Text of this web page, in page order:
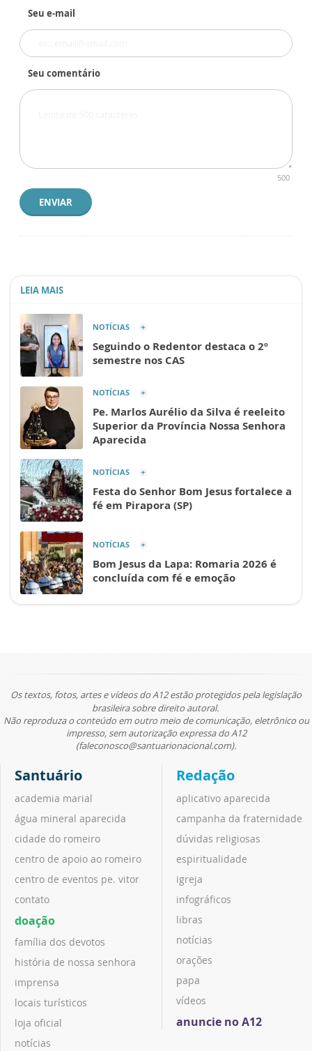
Seu e-mail
Seu comentário
500
ENVIAR
LEIA MAIS
NOTÍCIAS
Seguindo o Redentor destaca o 2º
semestre nos CAS
NOTÍCIAS
Pe. Marlos Aurélio da Silva é reeleito
Superior da Província Nossa Senhora
Aparecida
NOTÍCIAS
Festa do Senhor Bom Jesus fortalece a
fé em Pirapora (SP)
NOTÍCIAS
Bom Jesus da Lapa: Romaria 2026 é
concluída com fé e emoção
Os textos, fotos, artes e vídeos do A12 estão protegidos pela legislação
brasileira sobre direito autoral.
Não reproduza o conteúdo em outro meio de comunicação, eletrônico ou
impresso, sem autorização expressa do A12
(faleconosco@santuarionacional.com).
Santuário
academia marial
água mineral aparecida
cidade do romeiro
centro de apoio ao romeiro
centro de eventos pe. vitor
contato
doação
família dos devotos
história de nossa senhora
imprensa
locais turísticos
loja oficial
notícias
Redação
aplicativo aparecida
campanha da fraternidade
dúvidas religiosas
espiritualidade
igreja
infográficos
libras
notícias
orações
papa
vídeos
anuncie no A12